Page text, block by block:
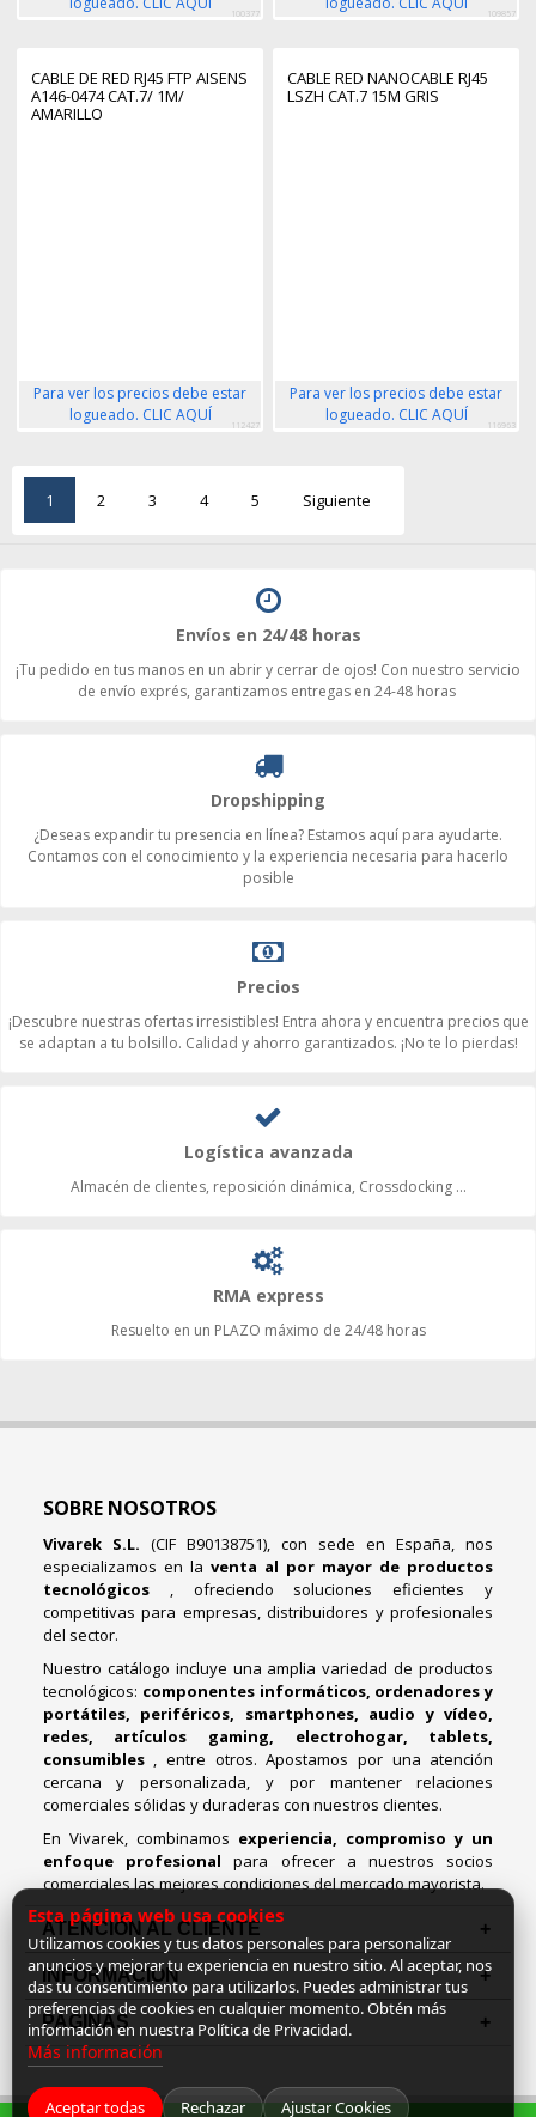
100377 109857
CABLE DE RED RJ45 FTP AISENS
A146-0474 CAT.7/ 1M/
AMARILLO
Para ver los precios debe estar
logueado. CLIC AQUÍ
112427
CABLE RED NANOCABLE RJ45
LSZH CAT.7 15M GRIS
Para ver los precios debe estar
logueado. CLIC AQUÍ
116963
1 2 3 4 5 Siguiente
Envíos en 24/48 horas
¡Tu pedido en tus manos en un abrir y cerrar de ojos! Con nuestro servicio
de envío exprés, garantizamos entregas en 24-48 horas
Dropshipping
¿Deseas expandir tu presencia en línea? Estamos aquí para ayudarte.
Contamos con el conocimiento y la experiencia necesaria para hacerlo
posible
Precios
¡Descubre nuestras ofertas irresistibles! Entra ahora y encuentra precios que
se adaptan a tu bolsillo. Calidad y ahorro garantizados. ¡No te lo pierdas!
Logística avanzada
Almacén de clientes, reposición dinámica, Crossdocking ...
RMA express
Resuelto en un PLAZO máximo de 24/48 horas
SOBRE NOSOTROS
Vivarek S.L. (CIF B90138751), con sede en España, nos
especializamos en la venta al por mayor de productos
tecnológicos , ofreciendo soluciones eficientes y
competitivas para empresas, distribuidores y profesionales
del sector.
Nuestro catálogo incluye una amplia variedad de productos
tecnológicos: componentes informáticos, ordenadores y
portátiles, periféricos, smartphones, audio y vídeo,
redes, artículos gaming, electrohogar, tablets,
consumibles , entre otros. Apostamos por una atención
cercana y personalizada, y por mantener relaciones
comerciales sólidas y duraderas con nuestros clientes.
En Vivarek, combinamos experiencia, compromiso y un
enfoque profesionalpara ofrecer a nuestros socios
comerciales las mejores condiciones del mercado mayorista.
ATENCIÓN AL CLIENTE
INFORMACION
PAGINAS
Esta página web usa cookies
Utilizamos cookies y tus datos personales para personalizar
anuncios y mejorar tu experiencia en nuestro sitio. Al aceptar, nos
das tu consentimiento para utilizarlos. Puedes administrar tus
preferencias de cookies en cualquier momento. Obtén más
información en nuestra Política de Privacidad.
Más información
Aceptar todas Rechazar Ajustar Cookies